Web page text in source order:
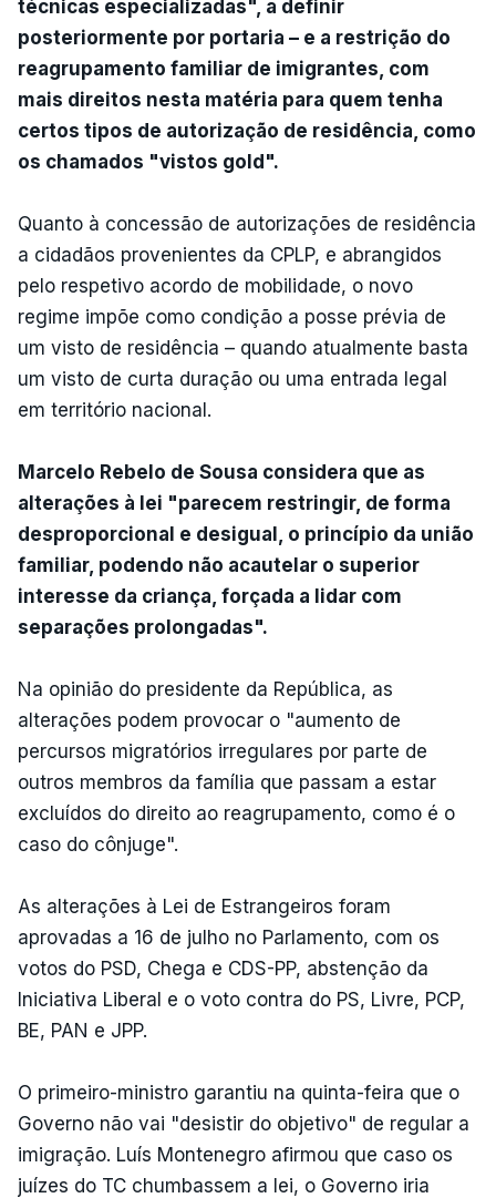
técnicas especializadas", a definir
posteriormente por portaria – e a restrição do
reagrupamento familiar de imigrantes, com
mais direitos nesta matéria para quem tenha
certos tipos de autorização de residência, como
os chamados "vistos gold".
Quanto à concessão de autorizações de residência
a cidadãos provenientes da CPLP, e abrangidos
pelo respetivo acordo de mobilidade, o novo
regime impõe como condição a posse prévia de
um visto de residência – quando atualmente basta
um visto de curta duração ou uma entrada legal
em território nacional.
Marcelo Rebelo de Sousa considera que as
alterações à lei "parecem restringir, de forma
desproporcional e desigual, o princípio da união
familiar, podendo não acautelar o superior
interesse da criança, forçada a lidar com
separações prolongadas".
Na opinião do presidente da República, as
alterações podem provocar o "aumento de
percursos migratórios irregulares por parte de
outros membros da família que passam a estar
excluídos do direito ao reagrupamento, como é o
caso do cônjuge".
As alterações à Lei de Estrangeiros foram
aprovadas a 16 de julho no Parlamento, com os
votos do PSD, Chega e CDS-PP, abstenção da
Iniciativa Liberal e o voto contra do PS, Livre, PCP,
BE, PAN e JPP.
O primeiro-ministro garantiu na quinta-feira que o
Governo não vai "desistir do objetivo" de regular a
imigração. Luís Montenegro afirmou que caso os
juízes do TC chumbassem a lei, o Governo iria